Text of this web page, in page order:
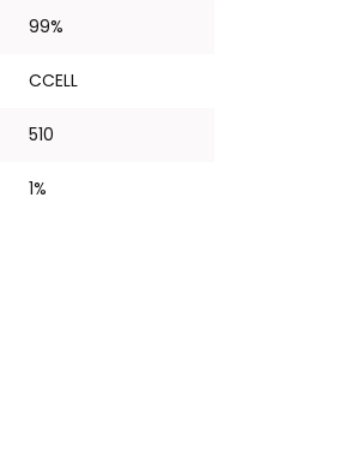
99%
CCELL
510
1%